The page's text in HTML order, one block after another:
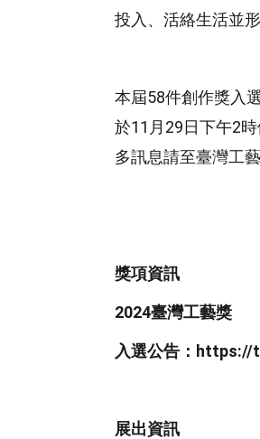
投入、活絡生活並
本屆58件創作獎入
於11月29日下午2
多訊息請至臺灣工
獎項資訊
2024臺灣工藝獎
入選公告：
展出資訊